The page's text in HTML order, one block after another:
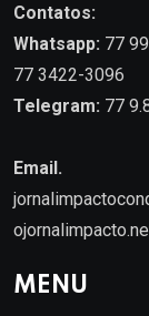
Contatos:
Whatsapp: 77
77 3422-3096
Telegram: 77
Email.
MENU